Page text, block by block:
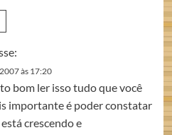
às 17:20
bom ler isso tudo que você
importante é poder constatar
crescendo e